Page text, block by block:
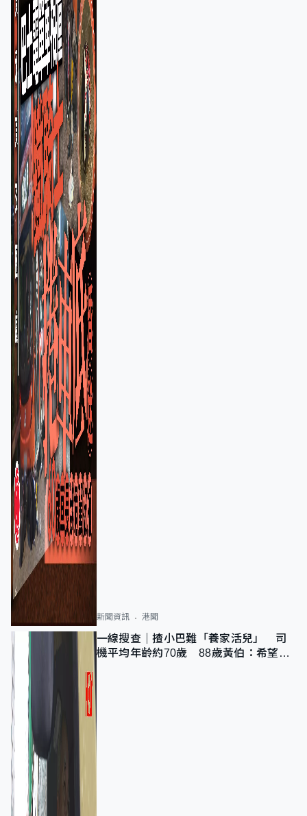
新聞資訊 港聞
一線搜查｜揸小巴難「養家活兒」 司
機平均年齡約70歲 88歲黃伯：希望一